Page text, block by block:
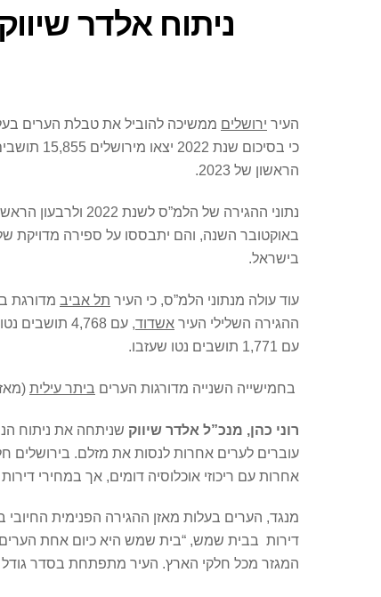
ניתוח אלדר
העיר ירושלים ממשיכה להוביל את טבלת הערים
כי
הראשון של 2023.
באוקטובר השנה, והם יתבססו על ספירה מדויקת
בישראל.
עוד עולה מנתוני הלמ”ס, כי העיר תל אביב
ההגירה השלילי העיר אשדוד, עם 4,768 תושבים נטו שעזבו; במקום הרביעי ממוקמת
עם 1,771 תושבים נטו שעזבו.
בחמישייה השנייה מדורגות הערים ביתר עילית (מאזן
רוני כהן, מנכ”ל אלדר שיווק שניתחה את ניתוח
עוברים לערים אחרות לנסות את מזלם. בירושלים
אחרות עם ריכוזי אוכלוסיה דומים, אך במחירי דירות
מנגד, הערים בעלות מאזן ההגירה הפנימית החיובי בשנת
דירות בבית שמש, “בית שמש היא כיום אחת הערים
המגזר מכל חלקי הארץ. העיר מתפתחת בסדר גודל